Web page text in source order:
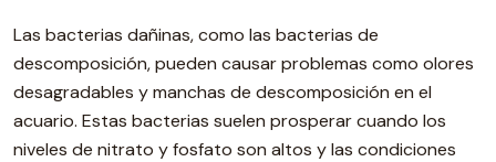
Las bacterias dañinas, como las bacterias de
descomposición, pueden causar problemas como olores
desagradables y manchas de descomposición en el
acuario. Estas bacterias suelen prosperar cuando los
niveles de nitrato y fosfato son altos y las condiciones